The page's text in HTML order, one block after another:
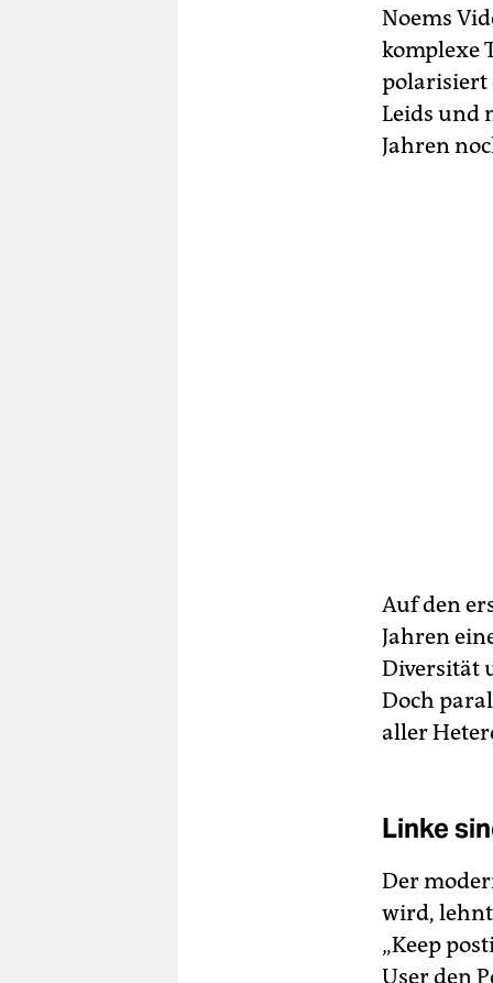
Noems
komplexe
polarisiert
Leids und
Jahren
Auf den
Jahren
Diversität
Doch
aller
Linke
Der
wird,
„Keep
User den